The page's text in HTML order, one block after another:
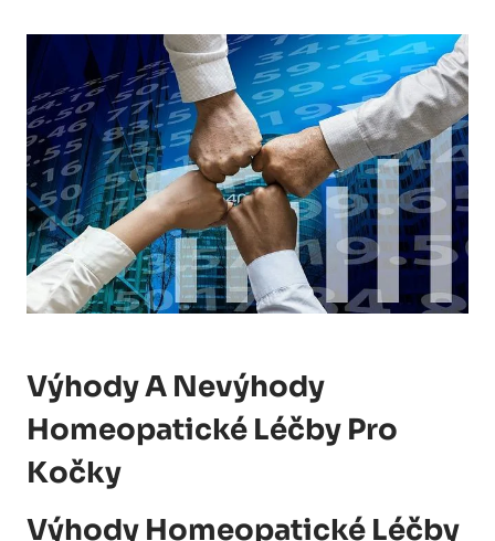
Výhody‌ A Nevýhody
‍homeopatické Léčby Pro
Kočky
Výhody Homeopatické Léčby